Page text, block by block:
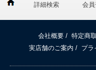
詳細検索 会
会社概要 / 特定商
実店舗のご案内 / プラ